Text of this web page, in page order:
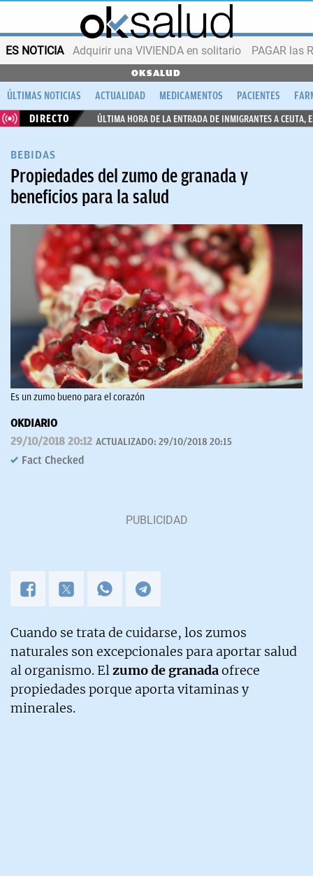
ES NOTICIA Adquirir una VIVIENDA en solitario PAGAR las
OKSALUD
ÚLTIMAS NOTICIAS ACTUALIDAD MEDICAMENTOS PACIENTES
DIRECTO
ÚLTIMA HORA DE LA ENTRADA DE INMIGRANTES A CEUTA,
BEBIDAS
Propiedades del zumo de granada y
beneficios para la salud
Es un zumo bueno para el corazón
OKDIARIO
29/10/2018 20:12 ACTUALIZADO: 29/10/2018 20:15
Fact Checked
Cuando se trata de cuidarse, los zumos
naturales son excepcionales para aportar salud
al organismo. Elzumo de granadaofrece
propiedades porque aporta vitaminas y
minerales.